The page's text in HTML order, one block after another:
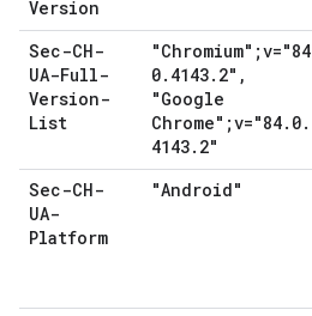
Version
Sec-CH-
UA-Full-
Version-
List
"Chromium";v="84
0. 4143. 2" ,
"Google
Chrome";v="84. 0.
4143. 2"
Sec-CH-
UA-
Platform
"Android"